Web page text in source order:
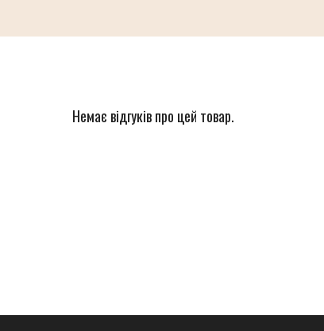
Немає відгуків про цей товар.